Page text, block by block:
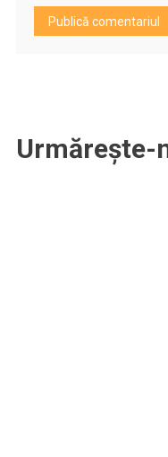
Urmărește-